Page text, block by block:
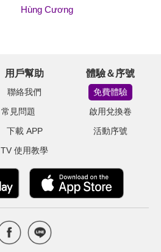
Hùng Cương
用戶幫助
聯絡我們
常見問題
下載 APP
TV 使用教學
體驗＆序號
免費體驗
啟用兌換卷
活動序號